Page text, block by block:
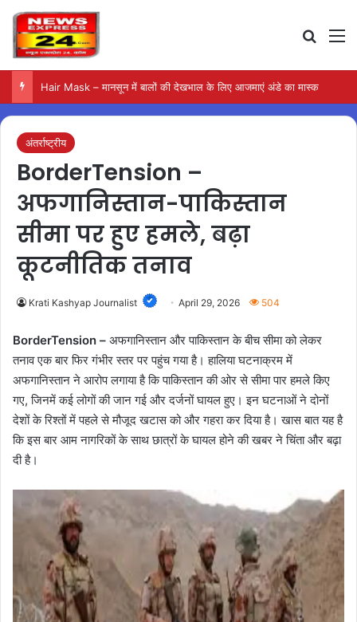
अंतर्राष्ट्रीय
BorderTension –
अफगानिस्तान-पाकिस्तान
सीमा पर हुए हमले, बढ़ा
कूटनीतिक तनाव
Krati Kashyap Journalist April 29, 2026 504
BorderTension – अफगानिस्तान और पाकिस्तान के बीच सीमा को लेकर
तनाव एक बार फिर गंभीर स्तर पर पहुंच गया है। हालिया घटनाक्रम में
अफगानिस्तान ने आरोप लगाया है कि पाकिस्तान की ओर से सीमा पार हमले किए
गए, जिनमें कई लोगों की जान गई और दर्जनों घायल हुए। इन घटनाओं ने दोनों
देशों के रिश्तों में पहले से मौजूद खटास को और गहरा कर दिया है। खास बात यह है
कि इस बार आम नागरिकों के साथ छात्रों के घायल होने की खबर ने चिंता और बढ़ा
दी है।